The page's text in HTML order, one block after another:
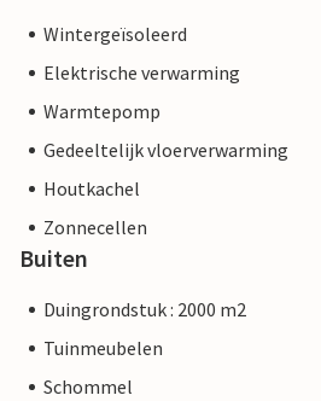
Wintergeïsoleerd
Elektrische verwarming
Warmtepomp
Gedeeltelijk vloerverwarming
Houtkachel
Zonnecellen
Buiten
Duingrondstuk : 2000 m2
Tuinmeubelen
Schommel